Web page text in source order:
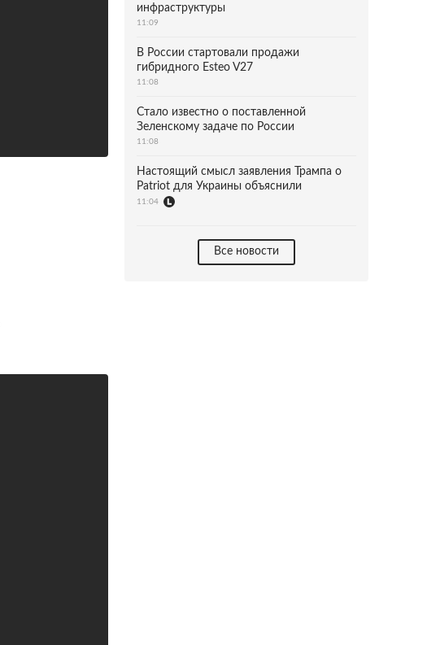
инфраструктуры
11:09
В России стартовали продажи
гибридного Esteo V27
11:08
Стало известно о поставленной
Зеленскому задаче по России
11:08
Настоящий смысл заявления Трампа о
Patriot для Украины объяснили
11:04
Все новости